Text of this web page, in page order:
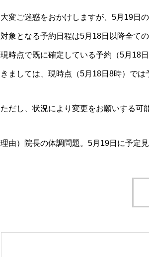
大変ご迷惑をおかけしますが、5月19日
対象となる予約日程は5月18日以降全ての
現時点で既に確定している予約（5月18
きましては、現時点（5月18日8時）では
ただし、状況により変更をお願いする可
理由）院長の体調問題。5月19日に予定